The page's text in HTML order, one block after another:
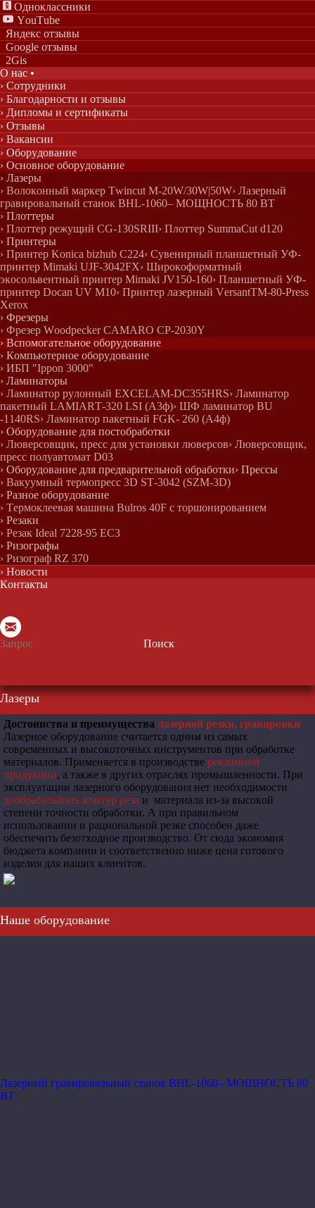
 Одноклассники
 YouTube
Яндекс отзывы
Google отзывы
2Gis
О нас •
› Сотрудники
› Благодарности и отзывы
› Дипломы и сертификаты
› Отзывы
› Вакансии
› Оборудование
› Основное оборудование
› Лазеры
› Волоконный маркер Twincut M-20W/30W|50W› Лазерный
гравировальный станок BHL-1060– МОЩНОСТЬ 80 ВТ
› Плоттеры
› Плоттер режущий CG-130SRIII› Плоттер SummaCut d120
› Принтеры
› Принтер Konica bizhub C224› Сувенирный планшетный УФ-
принтер Mimaki UJF-3042FX› Широкоформатный
экосольвентный принтер Mimaki JV150-160› Планшетный УФ-
принтер Docan UV M10› Принтер лазерный VersantTM-80-Press
Xerox
› Фрезеры
› Фрезер Woodpecker CAMARO CP-2030Y
› Вспомогательное оборудование
› Компьютерное оборудование
› ИБП "Ippon 3000"
› Ламинаторы
› Ламинатор рулонный EXCELAM-DC355HRS› Ламинатор
пакетный LAMIART-320 LSI (А3ф)› ШФ ламинатор BU
-1140RS› Ламинатор пакетный FGK- 260 (А4ф)
› Оборудование для постобработки
› Люверсовщик, пресс для установки люверсов› Люверсовщик,
пресс полуавтомат D03
› Оборудование для предварительной обработки› Прессы
› Вакуумный термопресс 3D ST-3042 (SZM-3D)
› Разное оборудование
› Термоклеевая машина Bulros 40F с торшонированием
› Резаки
› Резак Ideal 7228-95 EC3
› Ризографы
› Ризограф RZ 370
› Новости
Контакты
Поиск
Лазеры
Достоинства и преимущества лазерной резки, гравировки
Лазерное оборудование считается одним из самых
современных и высокоточных инструментов при обработке
материалов. Применяется в производстве рекламной
продукции, а также в других отраслях промышленности. При
эксплуатации лазерного оборудования нет необходимости
дообрабатывать контур реза и материала из-за высокой
степени точности обработки. А при правильном
использовании и рациональной резке способен даже
обеспечить безотходное производство. От сюда экономия
бюджета компании и соответственно ниже цена готового
изделия для наших клиентов.
Наше оборудование
Лазерный гравировальный станок BHL-1060– МОЩНОСТЬ 80
ВТ